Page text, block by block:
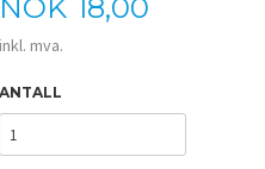
NOK 18,00
inkl. mva.
ANTALL